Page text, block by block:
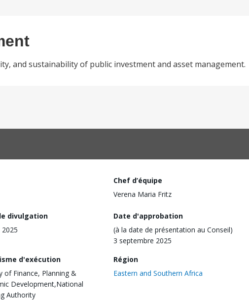
and sustainability of public investment and asset management.
Chef d’équipe
Verena Maria Fritz
divulgation
2025
Date d'approbation
(à la date de présentation au Conseil)
3 septembre 2025
d'exécution
of Finance, Planning &
Development,National
Authority
Région
Eastern and Southern Africa